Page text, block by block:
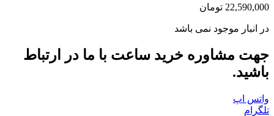
22,590,000 تومان
در انبار موجود نمی باشد
جهت مشاوره خرید ساعت با ما در ارتباط
باشید.
واتس اپ
تلگرام